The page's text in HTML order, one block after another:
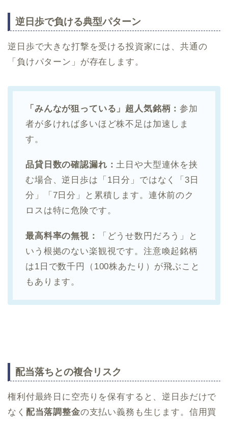
逆日歩で負ける典型パターン
逆日歩で大きな打撃を受ける投資家には、共通の
「負けパターン」が存在します。
「みんなが狙っている」超人気銘柄：参加
者が多ければ多いほど株不足は加速しま
す。
品貸日数の確認漏れ：土日や大型連休を挟
む場合、逆日歩は「1日分」ではなく「3日
分」「7日分」と累積します。連休前のク
ロスは特に危険です。
最高料率の無視：
「どうせ数円だろう」と
いう根拠のない楽観視です。注意喚起銘柄
は1日で数千円（100株あたり）が飛ぶこと
もあります。
配当落ちとの複合リスク
権利付最終日に空売りを保有すると、逆日歩だけで
なく 配当落調整金の支払い義務も生じます。信用買